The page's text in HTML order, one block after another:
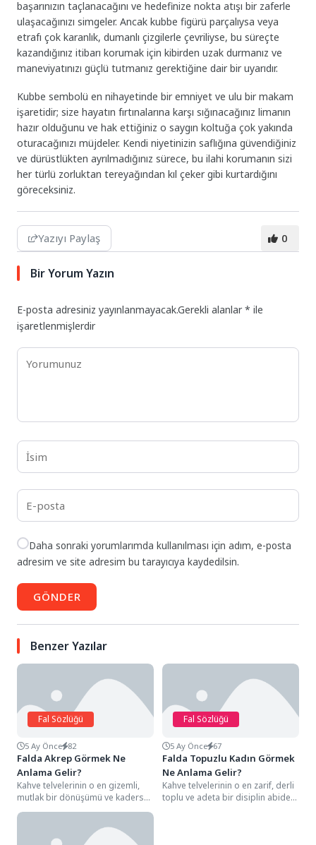
başarınızın taçlanacağını ve hedefinize nokta atışı bir zaferle
ulaşacağınızı simgeler. Ancak kubbe figürü parçalıysa veya
etrafı çok karanlık, dumanlı çizgilerle çevriliyse, bu süreçte
kazandığınız itibarı korumak için kibirden uzak durmanız ve
maneviyatınızı güçlü tutmanız gerektiğine dair bir uyarıdır.
Kubbe sembolü en nihayetinde bir emniyet ve ulu bir makam
işaretidir; size hayatın fırtınalarına karşı sığınacağınız limanın
hazır olduğunu ve hak ettiğiniz o saygın koltuğa çok yakında
oturacağınızı müjdeler. Kendi niyetinizin saflığına güvendiğiniz
ve dürüstlükten ayrılmadığınız sürece, bu ilahi korumanın sizi
her türlü zorluktan tereyağından kıl çeker gibi kurtardığını
göreceksiniz.
Yazıyı Paylaş 0
Bir Yorum Yazın
E-posta adresiniz yayınlanmayacak.Gerekli alanlar* ile
işaretlenmişlerdir
Daha sonraki yorumlarımda kullanılması için adım, e-posta
adresim ve site adresim bu tarayıcıya kaydedilsin.
GÖNDER
Benzer Yazılar
Fal Sözlüğü
5 Ay Önce 82
Falda Akrep Görmek Ne
Anlama Gelir?
Kahve telvelerinin o en gizemli,
mutlak bir dönüşümü ve kadersel
bir stratejiyi simgeleyen detayları
Fal Sözlüğü
5 Ay Önce 67
Falda Topuzlu Kadın Görmek
Ne Anlama Gelir?
Kahve telvelerinin o en zarif, derli
toplu ve adeta bir disiplin abidesi